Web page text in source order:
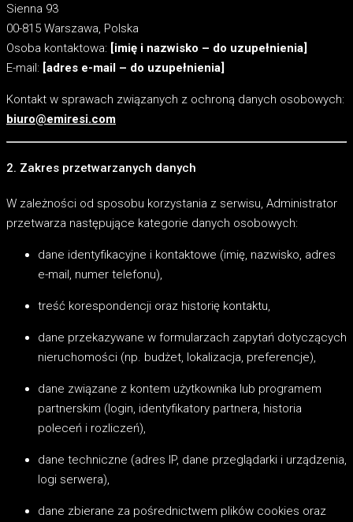
Sienna 93
00-815 Warszawa, Polska
Osoba kontaktowa: [imię i nazwisko – do uzupełnienia]
E-mail: [adres e-mail – do uzupełnienia]
Kontakt w sprawach związanych z ochroną danych osobowych:
biuro@emiresi.com
2. Zakres przetwarzanych danych
W zależności od sposobu korzystania z serwisu, Administrator
przetwarza następujące kategorie danych osobowych:
dane identyfikacyjne i kontaktowe (imię, nazwisko, adres
e-mail, numer telefonu),
treść korespondencji oraz historię kontaktu,
dane przekazywane w formularzach zapytań dotyczących
nieruchomości (np. budżet, lokalizacja, preferencje),
dane związane z kontem użytkownika lub programem
partnerskim (login, identyfikatory partnera, historia
poleceń i rozliczeń),
dane techniczne (adres IP, dane przeglądarki i urządzenia,
logi serwera),
dane zbierane za pośrednictwem plików cookies oraz